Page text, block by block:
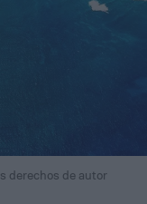
derechos de autor